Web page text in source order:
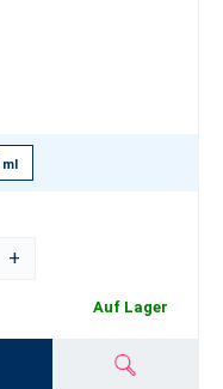
ml
+
Auf Lager